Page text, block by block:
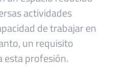
actividades
de trabajar en
un requisito
profesión.